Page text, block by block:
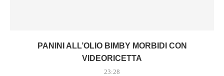
PANINI ALL’OLIO BIMBY MORBIDI CON
VIDEORICETTA
23:28